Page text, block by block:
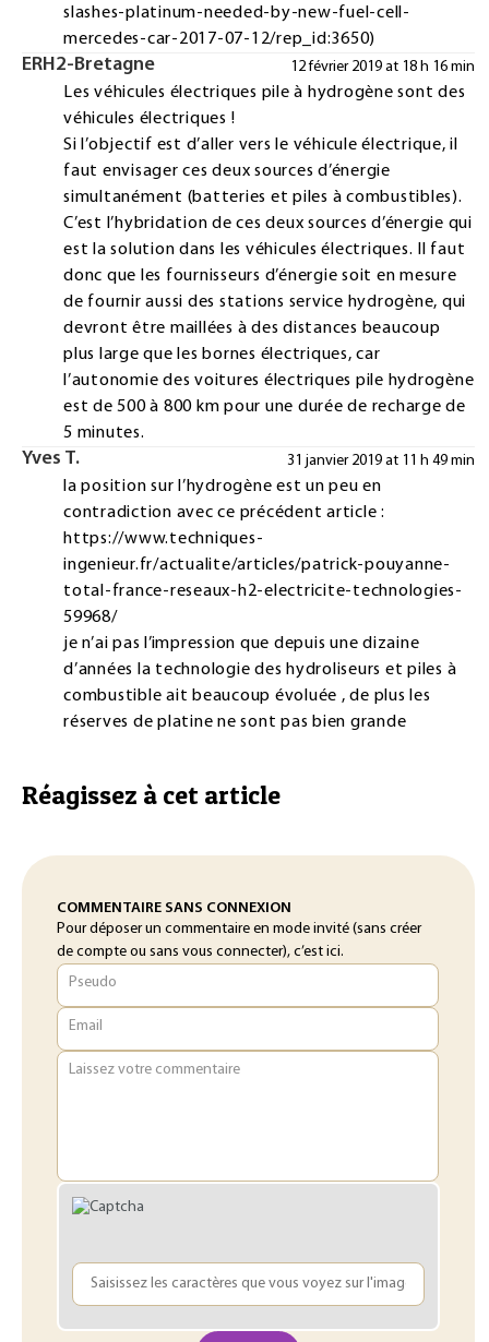
slashes-platinum-needed-by-new-fuel-cell-
mercedes-car-2017-07-12/rep_id:3650)
ERH2-Bretagne 12 février 2019 at 18 h 16 min
Les véhicules électriques pile à hydrogène sont des
véhicules électriques !
Si l’objectif est d’aller vers le véhicule électrique, il
faut envisager ces deux sources d’énergie
simultanément (batteries et piles à combustibles).
C’est l’hybridation de ces deux sources d’énergie qui
est la solution dans les véhicules électriques. Il faut
donc que les fournisseurs d’énergie soit en mesure
de fournir aussi des stations service hydrogène, qui
devront être maillées à des distances beaucoup
plus large que les bornes électriques, car
l’autonomie des voitures électriques pile hydrogène
est de 500 à 800 km pour une durée de recharge de
5 minutes.
Yves T. 31 janvier 2019 at 11 h 49 min
la position sur l’hydrogène est un peu en
contradiction avec ce précédent article :
https://www.techniques-
ingenieur.fr/actualite/articles/patrick-pouyanne-
total-france-reseaux-h2-electricite-technologies-
59968/
je n’ai pas l’impression que depuis une dizaine
d’années la technologie des hydroliseurs et piles à
combustible ait beaucoup évoluée , de plus les
réserves de platine ne sont pas bien grande
Réagissez à cet article
COMMENTAIRE SANS CONNEXION
Pour déposer un commentaire en mode invité (sans créer
de compte ou sans vous connecter), c’est ici.
Pseudo
Email
Laissez votre commentaire